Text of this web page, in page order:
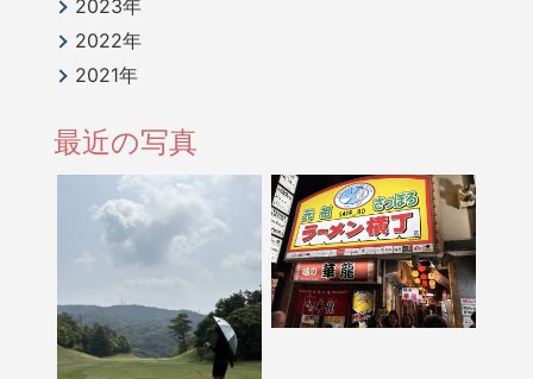
2023年
2022年
2021年
最近の写真